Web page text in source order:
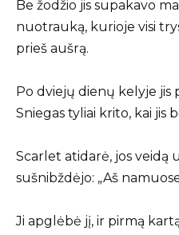
Be žodžio jis supakavo
nuotrauką, kurioje visi
prieš aušrą.
Po dviejų dienų kelyje jis
Sniegas tyliai krito, kai jis
Scarlet atidarė, jos veidą
sušnibždėjo: „Aš
Ji apglėbė jį, ir pirmą